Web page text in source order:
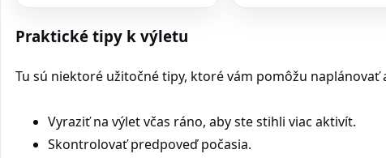
Praktické tipy k výletu
Tu sú niektoré užitočné tipy, ktoré vám pomôžu naplánovať
Vyraziť na výlet včas ráno, aby ste stihli viac aktivít.
Skontrolovať predpoveď počasia.